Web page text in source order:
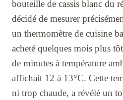
bouteille de cassis blanc du
décidé de mesurer
un thermomètre de cuisine
acheté quelques mois plus
de minutes à température
affichait 12 à 13°C. Cette
ni trop chaude, a révélé un